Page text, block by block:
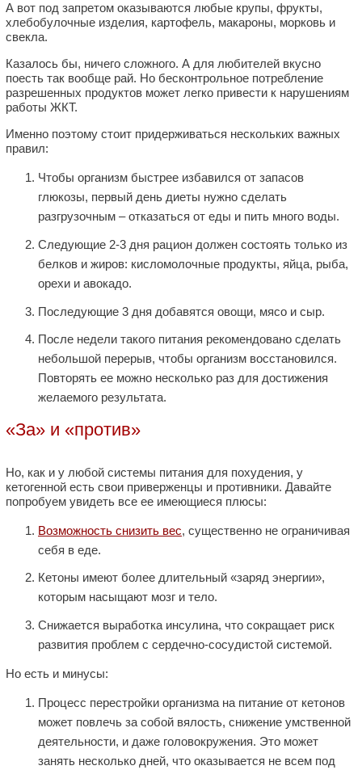
А вот под запретом оказываются любые крупы, фрукты,
хлебобулочные изделия, картофель, макароны, морковь и
свекла.
Казалось бы, ничего сложного. А для любителей вкусно
поесть так вообще рай. Но бесконтрольное потребление
разрешенных продуктов может легко привести к нарушениям
работы ЖКТ.
Именно поэтому стоит придерживаться нескольких важных
правил:
Чтобы организм быстрее избавился от запасов
глюкозы, первый день диеты нужно сделать
разгрузочным – отказаться от еды и пить много воды.
Следующие 2-3 дня рацион должен состоять только из
белков и жиров: кисломолочные продукты, яйца, рыба,
орехи и авокадо.
Последующие 3 дня добавятся овощи, мясо и сыр.
После недели такого питания рекомендовано сделать
небольшой перерыв, чтобы организм восстановился.
Повторять ее можно несколько раз для достижения
желаемого результата.
«За» и «против»
Но, как и у любой системы питания для похудения, у
кетогенной есть свои приверженцы и противники. Давайте
попробуем увидеть все ее имеющиеся плюсы:
Возможность снизить вес, существенно не ограничивая
себя в еде.
Кетоны имеют более длительный «заряд энергии»,
которым насыщают мозг и тело.
Снижается выработка инсулина, что сокращает риск
развития проблем с сердечно-сосудистой системой.
Но есть и минусы:
Процесс перестройки организма на питание от кетонов
может повлечь за собой вялость, снижение умственной
деятельности, и даже головокружения. Это может
занять несколько дней, что оказывается не всем под